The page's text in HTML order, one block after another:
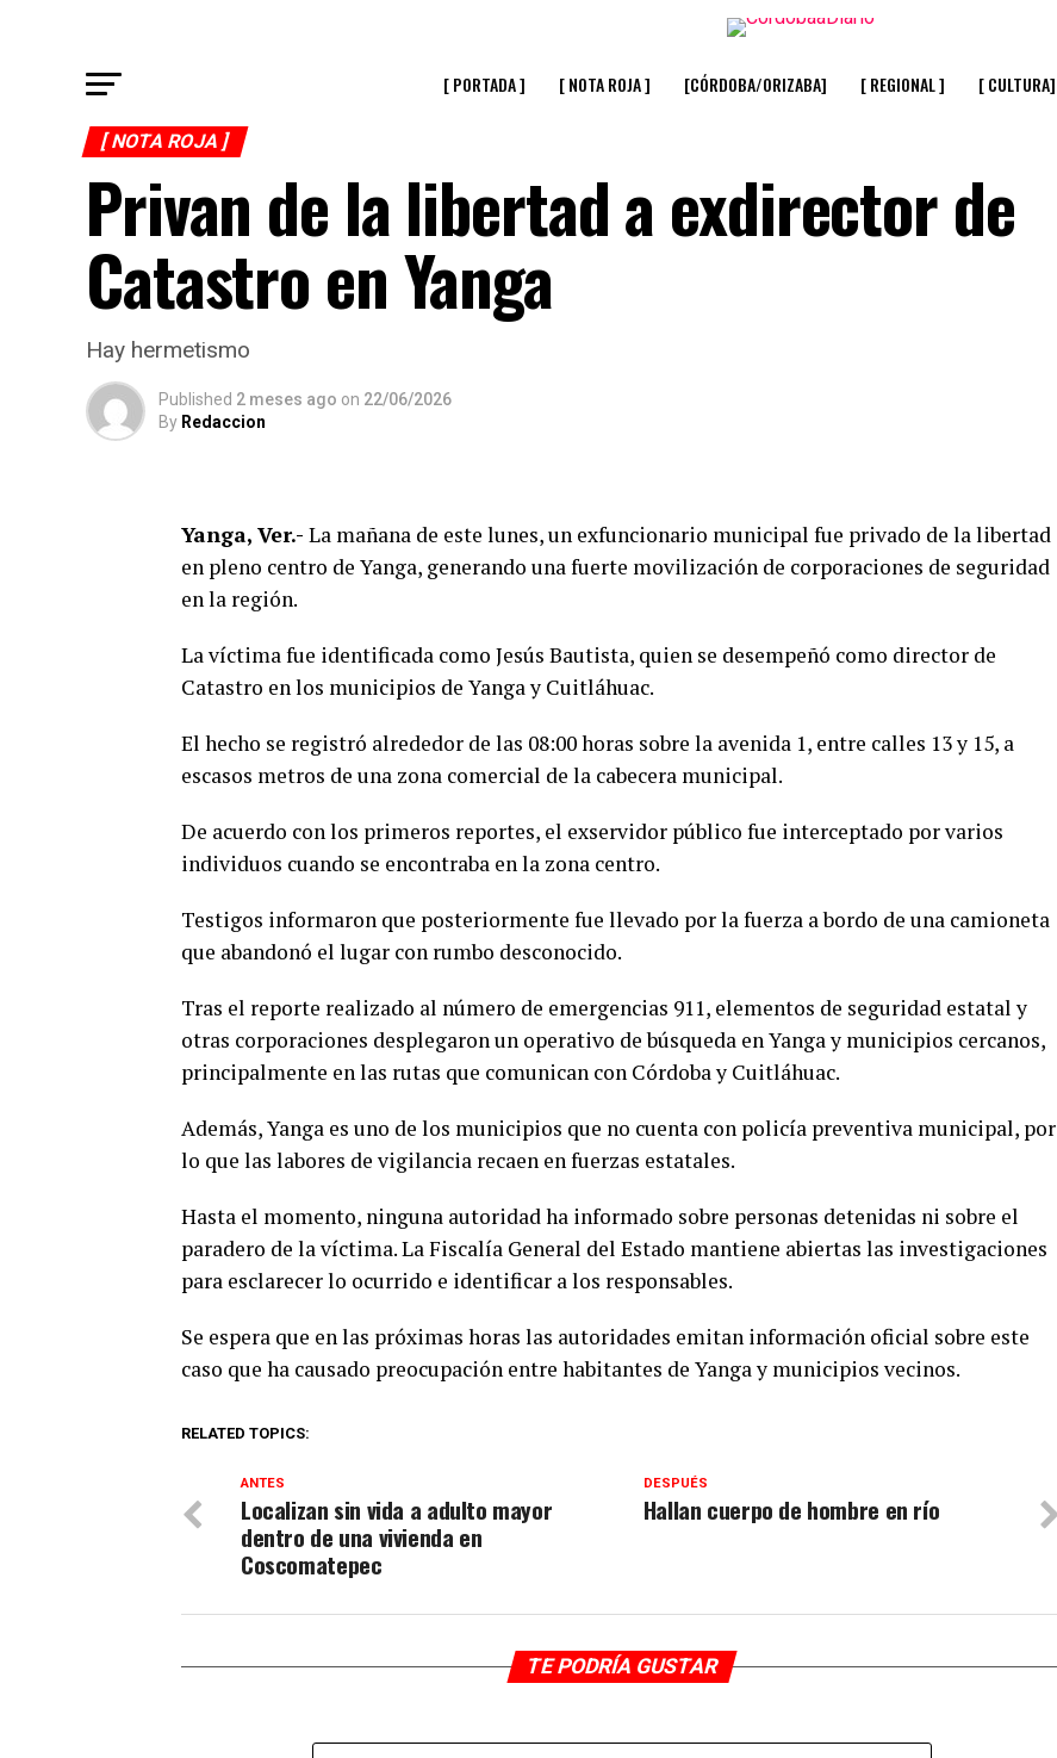
[ PORTADA ] [ NOTA ROJA ] [CÓRDOBA/ORIZABA] [ REGIONAL ] [ CULTURA]
[ NOTA ROJA ]
Privan de la libertad a exdirector de
Catastro en Yanga
Hay hermetismo
Published 2 meses ago on 22/06/2026
By Redaccion
Yanga, Ver.- La mañana de este lunes, un exfuncionario municipal fue privado de la libertad
en pleno centro de Yanga, generando una fuerte movilización de corporaciones de seguridad
en la región.
La víctima fue identificada como Jesús Bautista, quien se desempeñó como director de
Catastro en los municipios de Yanga y Cuitláhuac.
El hecho se registró alrededor de las 08:00 horas sobre la avenida 1, entre calles 13 y 15, a
escasos metros de una zona comercial de la cabecera municipal.
De acuerdo con los primeros reportes, el exservidor público fue interceptado por varios
individuos cuando se encontraba en la zona centro.
Testigos informaron que posteriormente fue llevado por la fuerza a bordo de una camioneta
que abandonó el lugar con rumbo desconocido.
Tras el reporte realizado al número de emergencias 911, elementos de seguridad estatal y
otras corporaciones desplegaron un operativo de búsqueda en Yanga y municipios cercanos,
principalmente en las rutas que comunican con Córdoba y Cuitláhuac.
Además, Yanga es uno de los municipios que no cuenta con policía preventiva municipal, por
lo que las labores de vigilancia recaen en fuerzas estatales.
Hasta el momento, ninguna autoridad ha informado sobre personas detenidas ni sobre el
paradero de la víctima. La Fiscalía General del Estado mantiene abiertas las investigaciones
para esclarecer lo ocurrido e identificar a los responsables.
Se espera que en las próximas horas las autoridades emitan información oficial sobre este
caso que ha causado preocupación entre habitantes de Yanga y municipios vecinos.
RELATED TOPICS:
DESPUÉS
Hallan cuerpo de hombre en río
ANTES
Localizan sin vida a adulto mayor
dentro de una vivienda en
Coscomatepec
TE PODRÍA GUSTAR